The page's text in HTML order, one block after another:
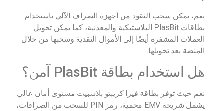
نعم، يمكن سحب النقود من أجهزة الصراف الآلي باستخدام
بطاقات PlasBit البلاستيكية والمعدنية، كما يمكن تحويل
العملات المشفرة أيضًا إلى الأموال النقدية وسحبها من خلال
المنصة بعد تحويلها.
هل استخدام بطاقة PlasBit آمن؟
نعم حيث توفر بطاقة فيزا كريبتو بلاسبيت مستوى أمان عالي
يشمل شريحة EMV محمية، رمز PIN للسحب من الصرافات،